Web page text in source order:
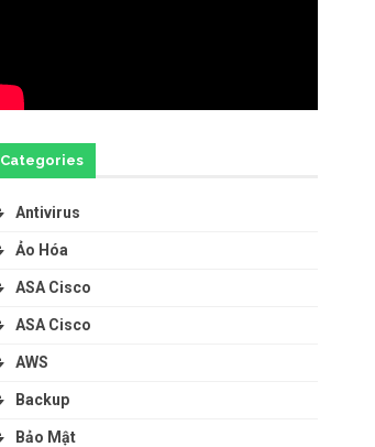
Categories
Antivirus
Ảo Hóa
ASA Cisco
ASA Cisco
AWS
Backup
Bảo Mật